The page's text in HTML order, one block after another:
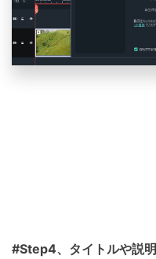
#Step4、タイトルや説